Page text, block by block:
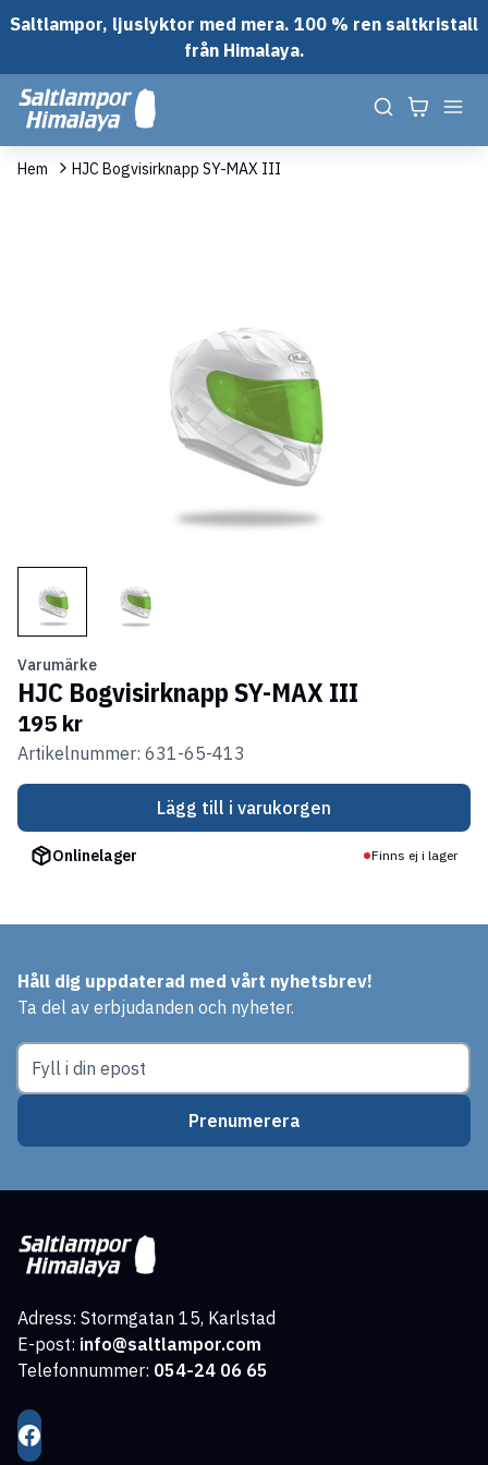
Saltlampor, ljuslyktor med mera. 100 % ren saltkristall
från Himalaya.
Hem HJC Bogvisirknapp SY-MAX III
Varumärke
HJC Bogvisirknapp SY-MAX III
195 kr
Artikelnummer: 631-65-413
Lägg till i varukorgen
Onlinelager Finns ej i lager
Håll dig uppdaterad med vårt nyhetsbrev!
Ta del av erbjudanden och nyheter.
Prenumerera
Adress: Stormgatan 15, Karlstad
E-post: info@saltlampor.com
Telefonnummer: 054-24 06 65